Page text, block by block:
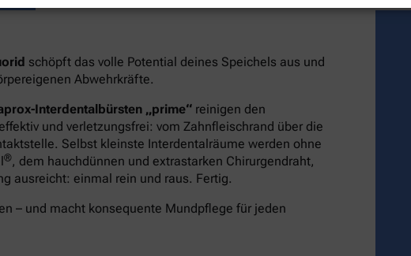
schöpft das volle Potential deines Speichels aus und
Abwehrkräfte.
Interdentalbürsten „prime“ reinigen den
und verletzungsfrei: vom Zahnfleischrand über die
Selbst kleinste Interdentalräume werden ohne
®, dem hauchdünnen und extrastarken Chirurgendraht,
ausreicht: einmal rein und raus. Fertig.
– und macht konsequente Mundpflege für jeden